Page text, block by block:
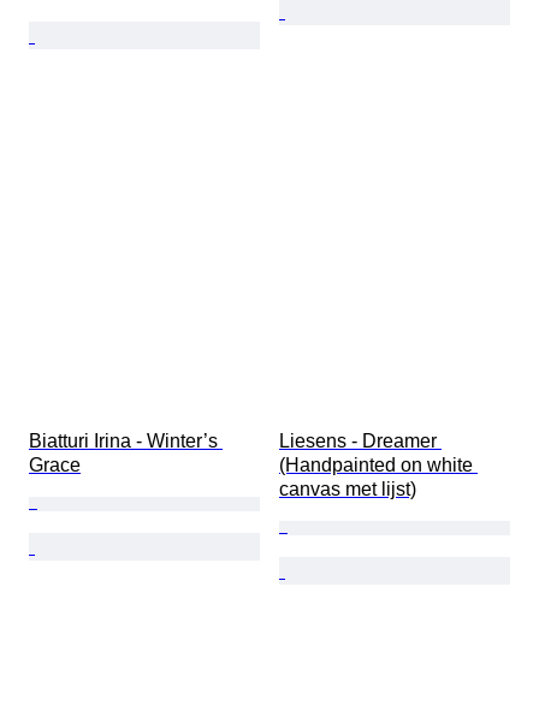
Biatturi Irina - Winter’s
Grace
Liesens - Dreamer
(Handpainted on white
canvas met lijst)